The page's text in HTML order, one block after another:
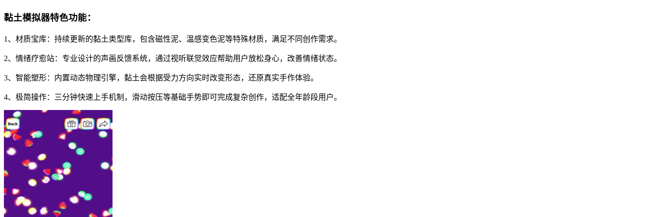
黏土模拟器特色功能：
1、材质宝库：持续更新的黏土类型库，包含磁性泥、温感变色泥等特殊材质，满足不同创作需求。
2、情绪疗愈站：专业设计的声画反馈系统，通过视听联觉效应帮助用户放松身心，改善情绪状态。
3、智能塑形：内置动态物理引擎，黏土会根据受力方向实时改变形态，还原真实手作体验。
4、极简操作：三分钟快速上手机制，滑动按压等基础手势即可完成复杂创作，适配全年龄段用户。